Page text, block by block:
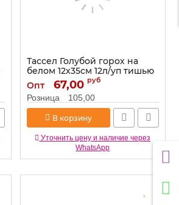
Тассел Голубой горох на
белом 12х35см 12л/уп тишью
521232
521232
Опт 67,00 руб
Розница 105,00
В корзину
Уточнить цену и наличие через
WhatsApp